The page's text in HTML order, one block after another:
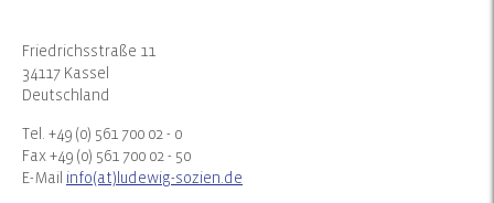
Friedrichsstraße 11
34117 Kassel
Deutschland
Tel. +49 (0) 561 700 02 - 0
Fax +49 (0) 561 700 02 - 50
E-Mail info(at)ludewig-sozien.de